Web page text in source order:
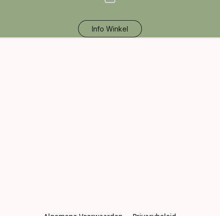
Info Winkel